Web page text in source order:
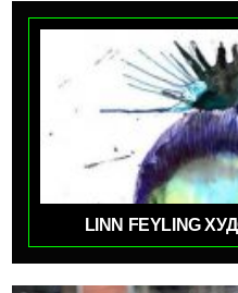
LINN FEYLING